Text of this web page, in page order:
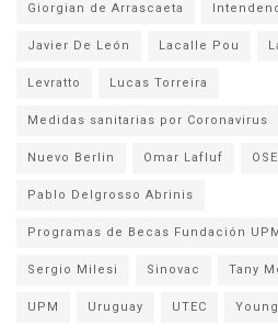
Giorgian de Arrascaeta
Javier De León Lacalle Pou
Levratto Lucas Torreira
Medidas sanitarias por Coronavirus
Nuevo Berlin Omar Lafluf OSE
Pablo Delgrosso Abrinis
Programas de Becas Fundación
Sergio Milesi Sinovac Tany
UPM Uruguay UTEC Young